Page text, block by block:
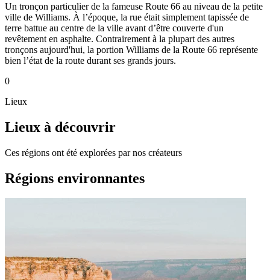
Un tronçon particulier de la fameuse Route 66 au niveau de la petite
ville de Williams. À l’époque, la rue était simplement tapissée de
terre battue au centre de la ville avant d’être couverte d'un
revêtement en asphalte. Contrairement à la plupart des autres
tronçons aujourd'hui, la portion Williams de la Route 66 représente
bien l’état de la route durant ses grands jours.
0
Lieux
Lieux à découvrir
Ces régions ont été explorées par nos créateurs
Régions environnantes